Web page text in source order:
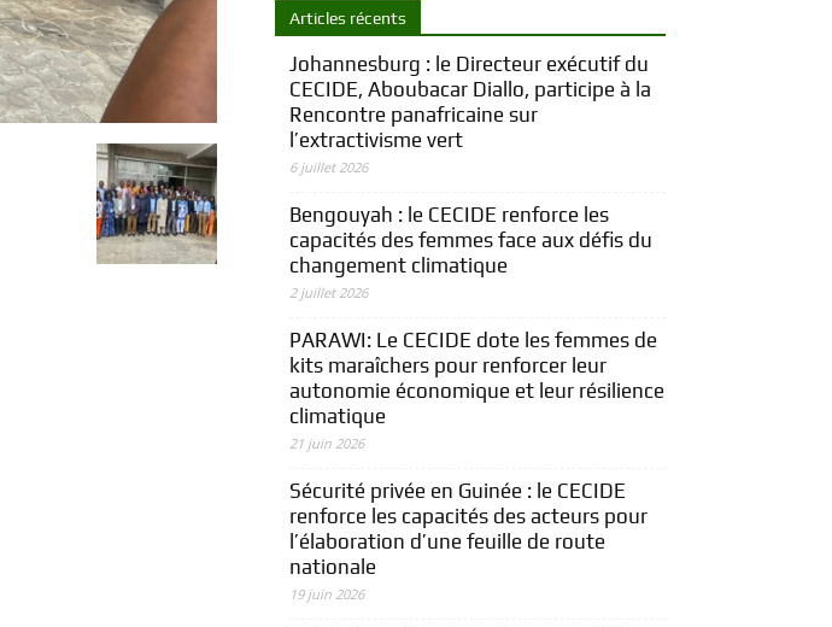
Développement
Articles récents
Johannesburg : le Directeur exécutif du
CECIDE, Aboubacar Diallo, participe à la
Rencontre panafricaine sur
l’extractivisme vert
6 juillet 2026
Bengouyah : le CECIDE renforce les
capacités des femmes face aux défis du
changement climatique
2 juillet 2026
PARAWI: Le CECIDE dote les femmes de
kits maraîchers pour renforcer leur
autonomie économique et leur résilience
climatique
21 juin 2026
Sécurité privée en Guinée : le CECIDE
renforce les capacités des acteurs pour
l’élaboration d’une feuille de route
nationale
19 juin 2026